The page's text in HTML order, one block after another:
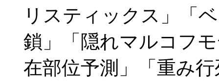
リスティックス」「
鎖」「隠れマルコフ
在部位予測」「重み